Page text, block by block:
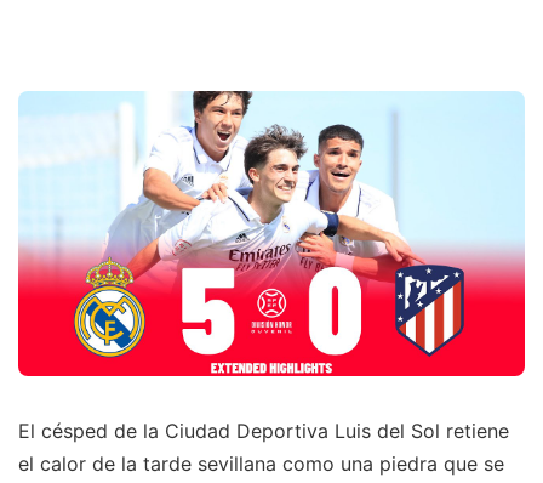
El césped de la Ciudad Deportiva Luis del Sol retiene
el calor de la tarde sevillana como una piedra que se